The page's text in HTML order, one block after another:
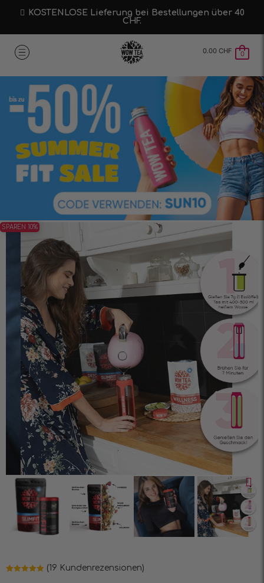
KOSTENLOSE Lieferung bei Bestellungen über 40
CHF.
0.00 CHF 0
SPAREN 10%
(19 Kundenrezensionen)